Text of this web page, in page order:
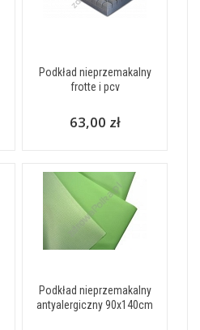
Podkład nieprzemakalny
frotte i pcv
63,00 zł
Podkład nieprzemakalny
antyalergiczny 90x140cm